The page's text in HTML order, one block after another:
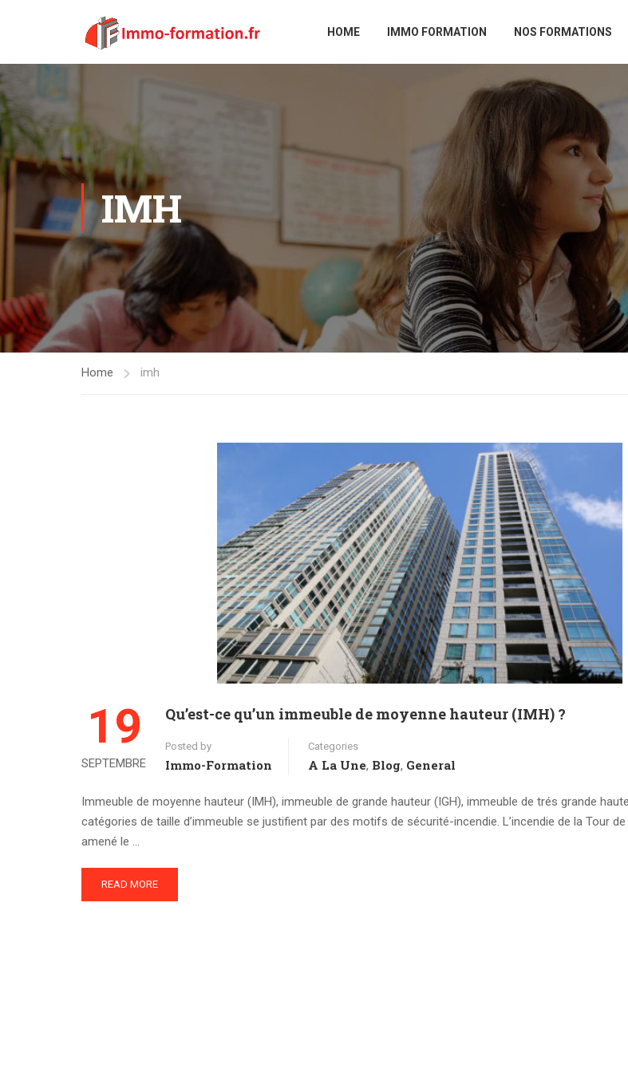
HOME IMMO FORMATION NOS FORMATIONS
IMH
Home imh
19
SEPTEMBRE
Qu’est-ce qu’un immeuble de moyenne hauteur (IMH) ?
Posted by
Immo-Formation
Categories
A La Une, Blog, General
Immeuble de moyenne hauteur (IMH), immeuble de grande hauteur (IGH), immeuble de trés grande
catégories de taille d’immeuble se justifient par des motifs de sécurité-incendie. L’incendie de la Tour
amené le …
READ MORE